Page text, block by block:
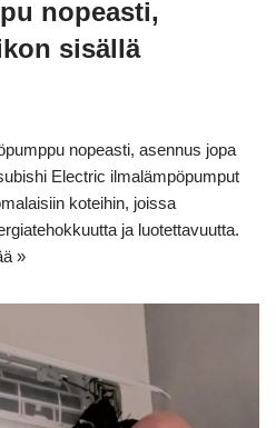
nopeasti,
sisällä
nopeasti, asennus jopa
Electric ilmalämpöpumput
koteihin, joissa
ja luotettavuutta.
»